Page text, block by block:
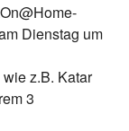
Dienstag um
z.B. Katar
3